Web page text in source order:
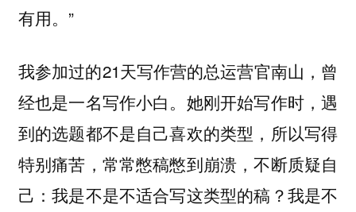
有用。”
我参加过的21天写作营的总运营官南山，曾
经也是一名写作小白。她刚开始写作时，遇
到的选题都不是自己喜欢的类型，所以写得
特别痛苦，常常憋稿憋到崩溃，不断质疑自
己：我是不是不适合写这类型的稿？我是不